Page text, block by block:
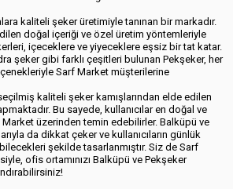
kaliteli şeker üretimiyle tanınan bir markadır.
doğal içeriği ve özel üretim yöntemleriyle
içeceklere ve yiyeceklere eşsiz bir tat katar.
şeker gibi farklı çeşitleri bulunan Pekşeker, her
Sarf Market müşterilerine
kaliteli şeker kamışlarından elde edilen
Bu sayede, kullanıcılar en doğal ve
üzerinden temin edebilirler. Balküpü ve
da dikkat çeker ve kullanıcıların günlük
şekilde tasarlanmıştır. Siz de Sarf
ofis ortamınızı Balküpü ve Pekşeker